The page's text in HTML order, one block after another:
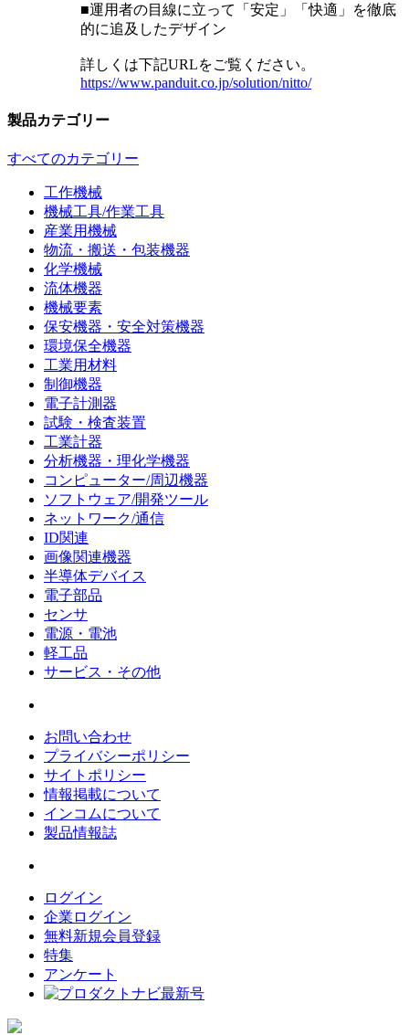
■運用者の目線に立って「安定」「快適」を徹底
的に追及したデザイン
詳しくは下記URLをご覧ください。
https://www.panduit.co.jp/solution/nitto/
製品カテゴリー
すべてのカテゴリー
工作機械
機械工具/作業工具
産業用機械
物流・搬送・包装機器
化学機械
流体機器
機械要素
保安機器・安全対策機器
環境保全機器
工業用材料
制御機器
電子計測器
試験・検査装置
工業計器
分析機器・理化学機器
コンピューター/周辺機器
ソフトウェア/開発ツール
ネットワーク/通信
ID関連
画像関連機器
半導体デバイス
電子部品
センサ
電源・電池
軽工品
サービス・その他
お問い合わせ
プライバシーポリシー
サイトポリシー
情報掲載について
インコムについて
製品情報誌
ログイン
企業ログイン
無料新規会員登録
特集
アンケート